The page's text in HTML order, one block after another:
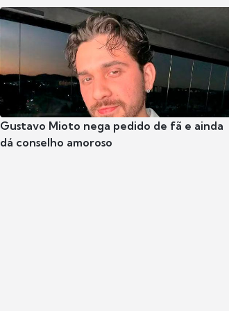
Gustavo Mioto nega pedido de fã e ainda
dá conselho amoroso